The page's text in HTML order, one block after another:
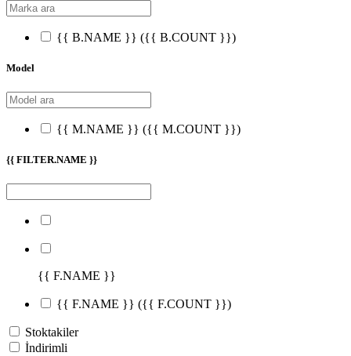
{{ B.NAME }} ({{ B.COUNT }})
Model
{{ M.NAME }} ({{ M.COUNT }})
{{ FILTER.NAME }}
{{ F.NAME }}
{{ F.NAME }} ({{ F.COUNT }})
Stoktakiler
İndirimli